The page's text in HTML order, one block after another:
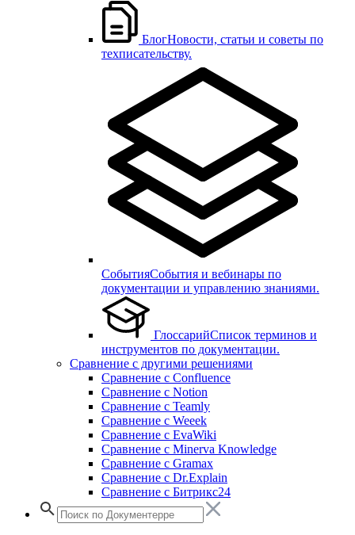
БлогНовости, статьи и советы по
техписательству.
СобытияСобытия и вебинары по
документации и управлению знаниями.
ГлоссарийСписок терминов и
инструментов по документации.
Сравнение с другими решениями
Сравнение с Confluence
Сравнение с Notion
Сравнение с Teamly
Сравнение с Weeek
Сравнение с EvaWiki
Сравнение с Minerva Knowledge
Сравнение с Gramax
Сравнение с Dr.Explain
Сравнение с Битрикс24